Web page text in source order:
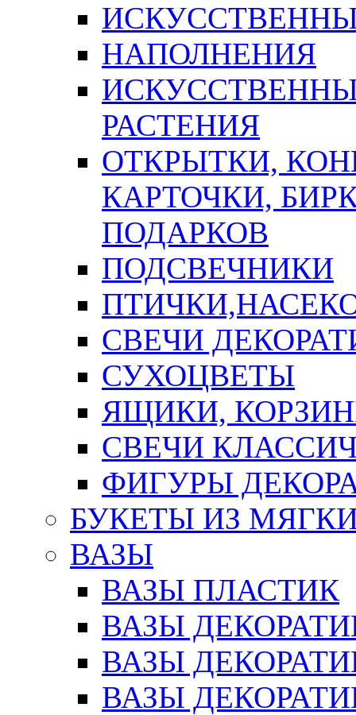
НАПОЛНЕНИЯ
РАСТЕНИЯ
ОТКРЫТКИ,
КАРТОЧКИ,
ПОДАРКОВ
ПОДСВЕЧНИКИ
СВЕЧИ
СУХОЦВЕТЫ
ЯЩИКИ,
СВЕЧИ
ФИГУРЫ
БУКЕТЫ ИЗ
ВАЗЫ
ВАЗЫ ПЛАСТИК
ВАЗЫ
ВАЗЫ
ВАЗЫ